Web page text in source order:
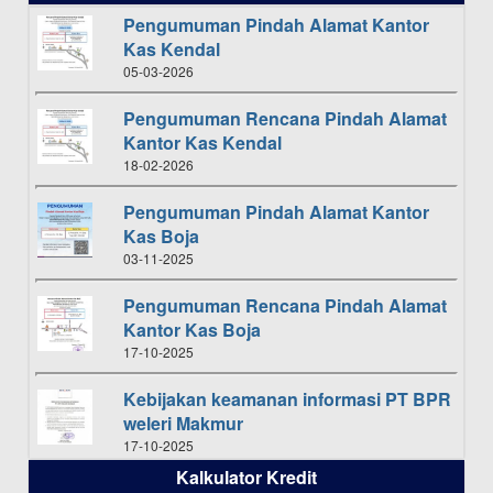
Pengumuman Pindah Alamat Kantor
Kas Kendal
05-03-2026
Pengumuman Rencana Pindah Alamat
Kantor Kas Kendal
18-02-2026
Pengumuman Pindah Alamat Kantor
Kas Boja
03-11-2025
Pengumuman Rencana Pindah Alamat
Kantor Kas Boja
17-10-2025
Kebijakan keamanan informasi PT BPR
weleri Makmur
17-10-2025
Kalkulator Kredit